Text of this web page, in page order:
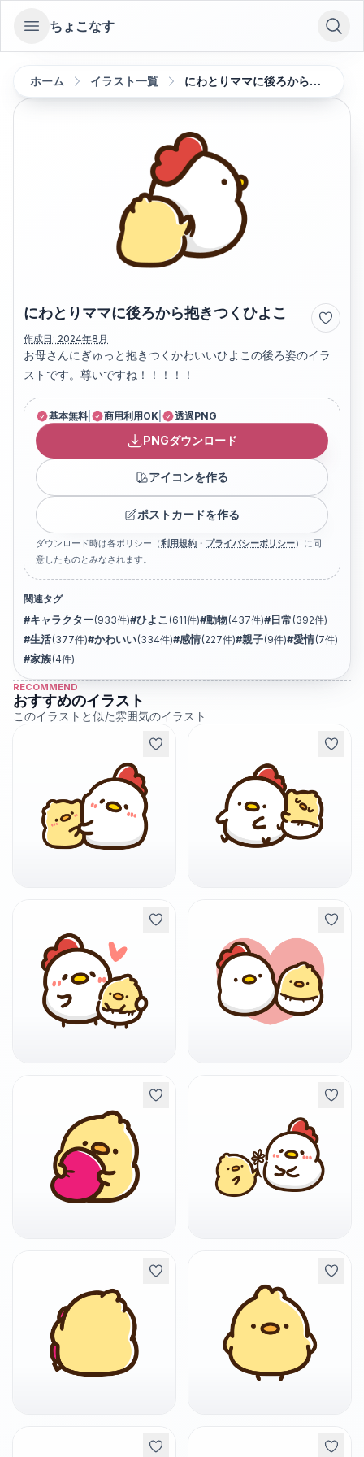
Open sidebar
ちょこなす
ホーム イラスト一覧 にわとりママに後ろから抱きつくひよこ
にわとりママに後ろから抱きつくひよこ
作成日: 2024年8月
お母さんにぎゅっと抱きつくかわいいひよこの後ろ姿のイラ
ストです。尊いですね！！！！！
基本無料 商用利用OK 透過PNG
PNGダウンロード
アイコンを作る
ポストカードを作る
ダウンロード時は各ポリシー（利用規約 ・ プライバシーポリシー）に同
意したものとみなされます。
関連タグ
#キャラクター(933件)#ひよこ (611件)#動物(437件)# 日常 (392件)
#生活(377件)#かわいい(334件)#感情(227件)#親子(9件)#愛情(7件)
#家族(4件)
RECOMMEND
おすすめのイラスト
このイラストと似た雰囲気のイラスト